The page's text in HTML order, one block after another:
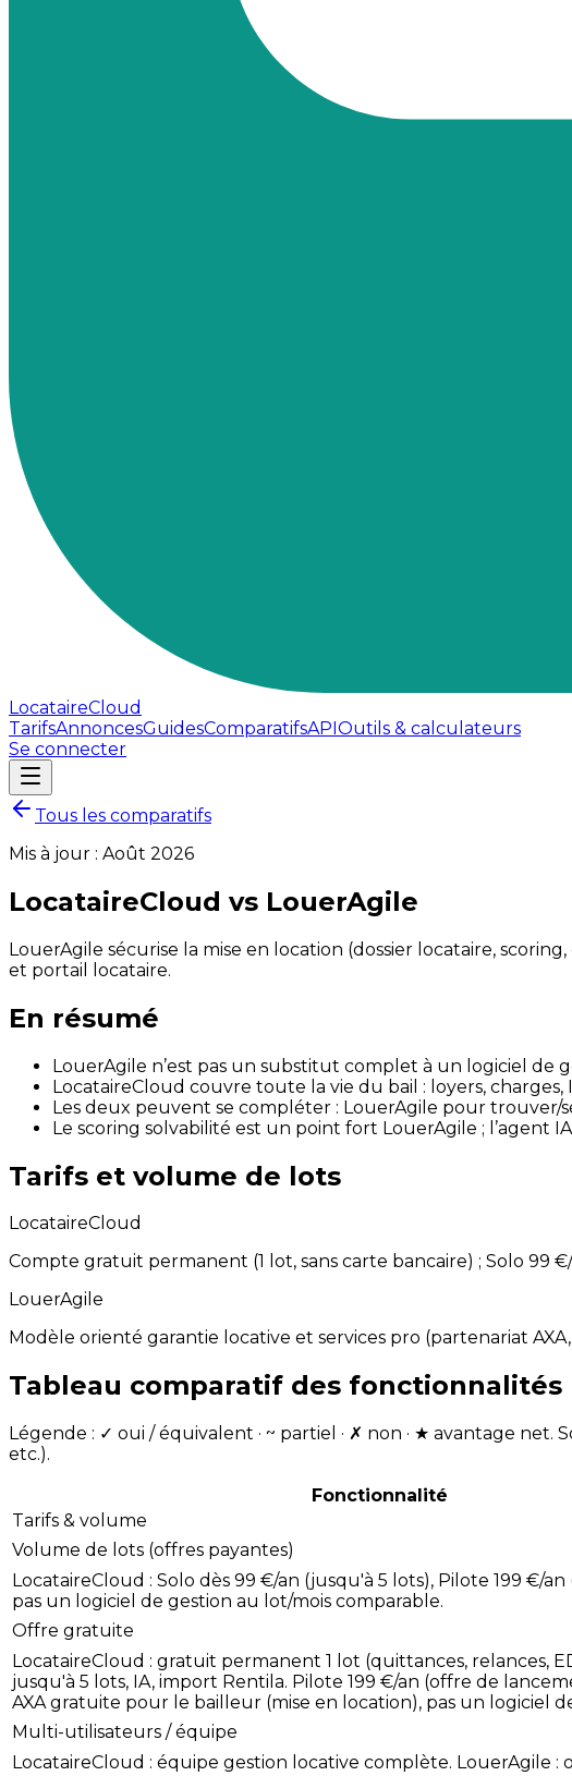
LocataireCloud
TarifsAnnoncesGuidesComparatifsAPIOutils & calculateurs
Se connecter
Tous les comparatifs
Mis à jour : Août 2026
LocataireCloud vs LouerAgile
LouerAgile sécurise la mise en location (dossier locataire,
et portail locataire.
En résumé
LouerAgile n’est pas un substitut complet à un logiciel de
LocataireCloud couvre toute la vie du bail : loyers, charges,
Les deux peuvent se compléter : LouerAgile pour
Le scoring solvabilité est un point fort LouerAgile ; l’agent
Tarifs et volume de lots
LocataireCloud
Compte gratuit permanent (1 lot, sans carte bancaire) ; Solo 99
LouerAgile
Modèle orienté garantie locative et services pro (partenariat
Tableau comparatif des fonctionnalités
Légende : ✓ oui / équivalent · ~ partiel · ✗ non · ★ avantage
etc.).
Fonctionnalité
Tarifs & volume
Volume de lots (offres payantes)
LocataireCloud : Solo dès 99 €/an (jusqu'à 5 lots), Pilote 199
pas un logiciel de gestion au lot/mois comparable.
Offre gratuite
LocataireCloud : gratuit permanent 1 lot (quittances, relances,
jusqu'à 5 lots, IA, import Rentila. Pilote 199 €/an (offre de
AXA gratuite pour le bailleur (mise en location), pas un logiciel
Multi-utilisateurs / équipe
LocataireCloud : équipe gestion locative complète. LouerAgile